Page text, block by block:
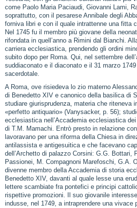
come Paolo Maria Paciaudi, Giovanni Lami,
soprattutto, con il pesarese Annibale degli
forniva libri e con il quale intrattenne una fitta
Nel 1745 fu il membro più giovane della
rifondata in quell’anno a Rimini dal Bianchi.
carriera ecclesiastica, prendendo gli ordini
subito dopo per Roma. Qui, nel settembre
suddiaconato e il diaconato e il 31 marzo
sacerdotale.
A Roma, ove risiedeva lo zio materno
di Benedetto XIV e canonico della basilica di
studiare giurisprudenza, materia che riteneva
«perfetto antiquario» (Vanysacker, p. 56);
ecclesiastica nell’Accademia ecclesiastica
di T.M. Mamachi. Entrò presto in relazione
lavoravano per una riforma della Chiesa in
antilassista e antigesuitica e che facevano
dell’Archetto di palazzo Corsini: G.G. Bottari,
Passionei, M. Compagnoni Marefoschi, G.A.
divenne membro della Accademia di storia
Benedetto XIV, davanti al quale lesse una
lettere scambiate fra pontefici e principi
rispettive promozioni. Il suo giovanile
indusse, nel 1749, a intraprendere una vivace